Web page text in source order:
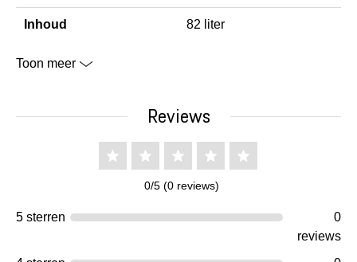
Inhoud 82 liter
Toon meer
Reviews
0/5 (0 reviews)
5 sterren
0
reviews